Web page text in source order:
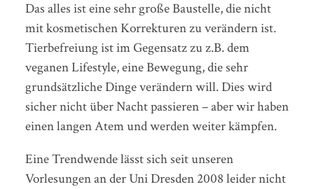
Das alles ist eine sehr große Baustelle, die nicht
mit kosmetischen Korrekturen zu verändern ist.
Tierbefreiung ist im Gegensatz zu z.B. dem
veganen Lifestyle, eine Bewegung, die sehr
grundsätzliche Dinge verändern will. Dies wird
sicher nicht über Nacht passieren – aber wir haben
einen langen Atem und werden weiter kämpfen.
Eine Trendwende lässt sich seit unseren
Vorlesungen an der Uni Dresden 2008 leider nicht